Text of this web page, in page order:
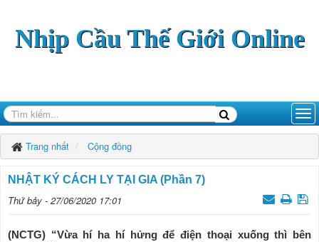
Nhịp Cầu Thế Giới Online
Trang nhất Cộng đồng
NHẬT KÝ CÁCH LY TẠI GIA (Phần 7)
Thứ bảy - 27/06/2020 17:01
(NCTG) “Vừa hí ha hí hửng để điện thoại xuống thì bên